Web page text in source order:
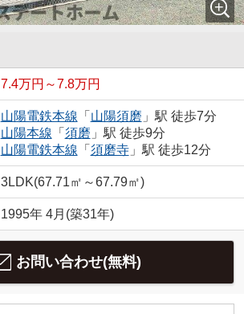
7.4万円～7.8万円
山陽電鉄本線 「 山陽須磨 」駅 徒歩7分
山陽本線 「 須磨 」駅 徒歩9分
山陽電鉄本線 「 須磨寺」駅 徒歩12分
3LDK(67.71㎡～67.79㎡)
1995年 4月(築31年)
お問い合わせ(無料)